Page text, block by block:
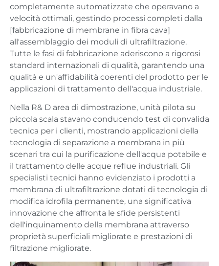
completamente automatizzate che operavano a
velocità ottimali, gestindo processi completi dalla
[fabbricazione di membrane in fibra cava]
all'assemblaggio dei moduli di ultrafiltrazione.
Tutte le fasi di fabbricazione aderiscono a rigorosi
standard internazionali di qualità, garantendo una
qualità e un'affidabilità coerenti del prodotto per le
applicazioni di trattamento dell'acqua industriale.
Nella R& D area di dimostrazione, unità pilota su
piccola scala stavano conducendo test di convalida
tecnica per i clienti, mostrando applicazioni della
tecnologia di separazione a membrana in più
scenari tra cui la purificazione dell'acqua potabile e
il trattamento delle acque reflue industriali. Gli
specialisti tecnici hanno evidenziato i prodotti a
membrana di ultrafiltrazione dotati di tecnologia di
modifica idrofila permanente, una significativa
innovazione che affronta le sfide persistenti
dell'inquinamento della membrana attraverso
proprietà superficiali migliorate e prestazioni di
filtrazione migliorate.